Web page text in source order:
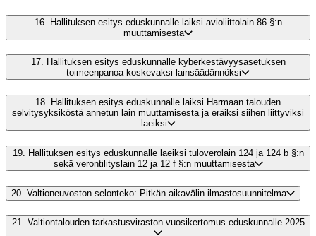
16. Hallituksen esitys eduskunnalle laiksi avioliittolain 86 §:n
muuttamisesta
17. Hallituksen esitys eduskunnalle kyberkestävyysasetuksen
toimeenpanoa koskevaksi lainsäädännöksi
18. Hallituksen esitys eduskunnalle laiksi Harmaan talouden
selvitysyksiköstä annetun lain muuttamisesta ja eräiksi siihen liittyviksi
laeiksi
19.
Hallituksen esitys eduskunnalle laeiksi tuloverolain 124 ja 124 b §:n
sekä verontilityslain 12 ja 12 f §:n muuttamisesta
20. Valtioneuvoston selonteko: Pitkän aikavälin ilmastosuunnitelma
21. Valtiontalouden tarkastusviraston vuosikertomus eduskunnalle 2025